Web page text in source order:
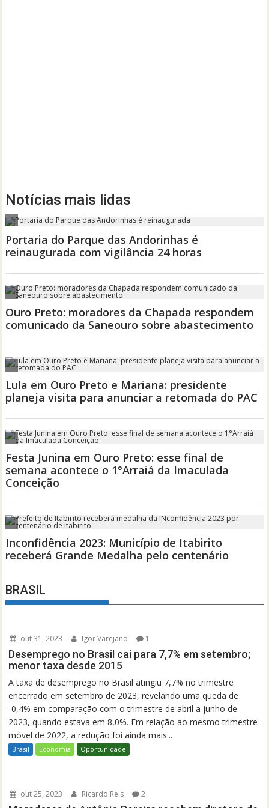
Notícias mais lidas
BRASIL
out 31, 2023 Igor Varejano 1
Desemprego no Brasil cai para 7,7% em setembro;
menor taxa desde 2015
A taxa de desemprego no Brasil atingiu 7,7% no trimestre
encerrado em setembro de 2023, revelando uma queda de
-0,4% em comparação com o trimestre de abril a junho de
2023, quando estava em 8,0%. Em relação ao mesmo trimestre
móvel de 2022, a redução foi ainda mais...
Brasil Economia Oportunidade
out 25, 2023 Ricardo Reis 2